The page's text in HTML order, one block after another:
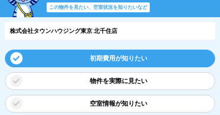
この物件を見たい、空室状況を知りたいなど
株式会社タウンハウジング東京 北千住店
初期費用が知りたい
物件を実際に見たい
空室情報が知りたい